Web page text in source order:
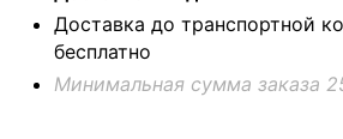
Доставка до транспортной
бесплатно
Минимальная сумма заказа